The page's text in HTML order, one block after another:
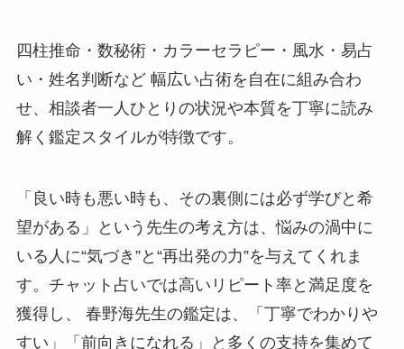
四柱推命・数秘術・カラーセラピー・風水・易占
い・姓名判断など 幅広い占術を自在に組み合わ
せ、相談者一人ひとりの状況や本質を丁寧に読み
解く鑑定スタイルが特徴です。
「良い時も悪い時も、その裏側には必ず学びと希
望がある」という先生の考え方は、悩みの渦中に
いる人に“気づき”と“再出発の力”を与えてくれま
す。チャット占いでは高いリピート率と満足度を
獲得し、 春野海先生の鑑定は、「丁寧でわかりや
すい」「前向きになれる」と多くの支持を集めて